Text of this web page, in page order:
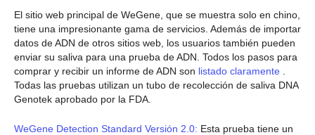
El sitio web principal de WeGene, que se muestra solo en chino,
tiene una impresionante gama de servicios. Además de importar
datos de ADN de otros sitios web, los usuarios también pueden
enviar su saliva para una prueba de ADN. Todos los pasos para
comprar y recibir un informe de ADN son listado claramente
Todas las pruebas utilizan un tubo de recolección de saliva DNA
Genotek aprobado por la FDA.
WeGene Detection Standard Versión 2.0: Esta prueba tiene un